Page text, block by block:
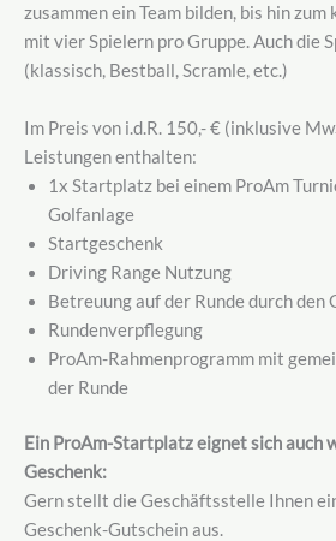
zusammen ein Team bilden, bis hin
mit vier Spielern pro Gruppe. Auch die
(klassisch, Bestball, Scramle, etc.)
Im Preis von i.d.R. 150,- € (inklusive
Leistungen enthalten:
1x Startplatz bei einem ProAm
Golfanlage
Startgeschenk
Driving Range Nutzung
Betreuung auf der Runde durch den
Rundenverpflegung
ProAm-Rahmenprogramm mit
der Runde
Ein ProAm-Startplatz eignet sich auch
Geschenk:
Gern stellt die Geschäftsstelle Ihnen
Geschenk-Gutschein aus.